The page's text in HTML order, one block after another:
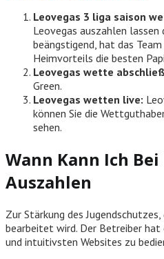
Leovegas 3 liga saison
Leovegas auszahlen
beängstigend, hat das
Heimvorteils die besten
Leovegas wette
Green.
Leovegas wetten live:
können Sie die
sehen.
Wann Kann Ich Bei
Auszahlen
Zur Stärkung des
bearbeitet wird. Der Betreiber hat
und intuitivsten Websites zu